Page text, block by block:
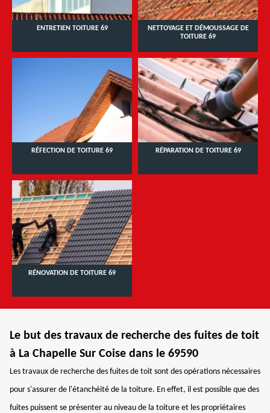
ENTRETIEN TOITURE 69
NETTOYAGE ET DÉMOUSSAGE DE
TOITURE 69
RÉFECTION DE TOITURE 69 RÉPARATION DE TOITURE 69
RÉNOVATION DE TOITURE 69
Le but des travaux de recherche des fuites de toit
à La Chapelle Sur Coise dans le 69590
Les travaux de recherche des fuites de toit sont des opérations nécessaires
pour s'assurer de l'étanchéité de la toiture. En effet, il est possible que des
fuites puissent se présenter au niveau de la toiture et les propriétaires